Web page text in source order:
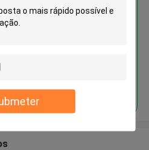
o cilindro dobro
hidráulico do óleo da